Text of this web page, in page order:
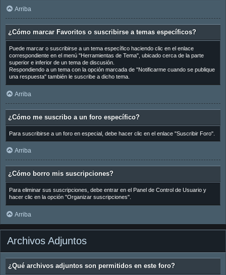
Arriba
¿Cómo marcar Favoritos o suscribirse a temas específicos?
Puede marcar o suscribirse a un tema específico haciendo clic en el enlace
correspondiente en el menú "Herramientas de Tema", ubicado cerca de la parte
superior e inferior de un tema de discusión.
Respondiendo a un tema con la opción marcada de "Notificarme cuando se publique
una respuesta" también le suscribe a dicho tema.
Arriba
¿Cómo me suscribo a un foro específico?
Para suscribirse a un foro en especial, debe hacer clic en el enlace "Suscribir Foro".
Arriba
¿Cómo borro mis suscripciones?
Para eliminar sus suscripciones, debe entrar en el Panel de Control de Usuario y
hacer clic en la opción "Organizar suscripciones".
Arriba
Archivos Adjuntos
¿Qué archivos adjuntos son permitidos en este foro?